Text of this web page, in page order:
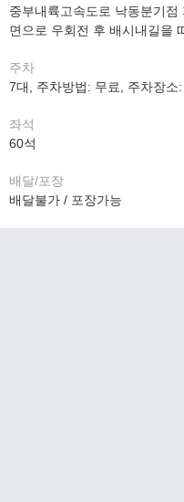
중부내륙고속도로 낙동분기점
면으로 우회전 후 배시내길을
주차
7대, 주차방법: 무료, 주차장소
좌석
60석
배달/포장
배달불가 / 포장가능